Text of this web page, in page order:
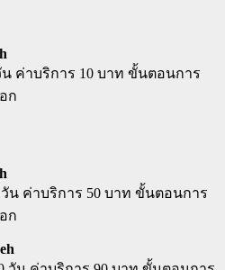
ค่าบริการ 10 บาท ขั้นตอนการ
ก
น ค่าบริการ 50 บาท ขั้นตอนการ
ก